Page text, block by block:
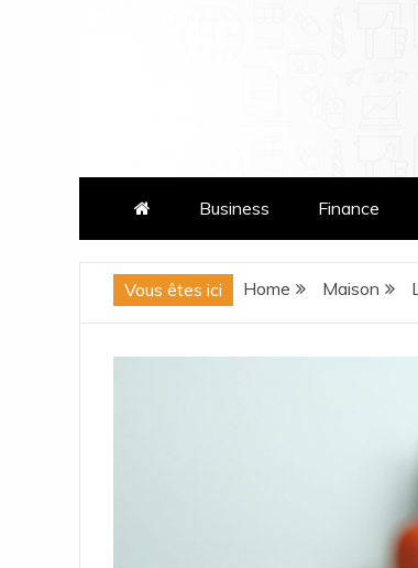
Business Finance
Vous êtes ici Home Maison